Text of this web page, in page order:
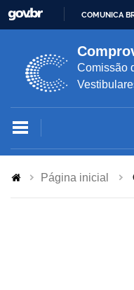
COMUNICA
Comissão
Página inicial